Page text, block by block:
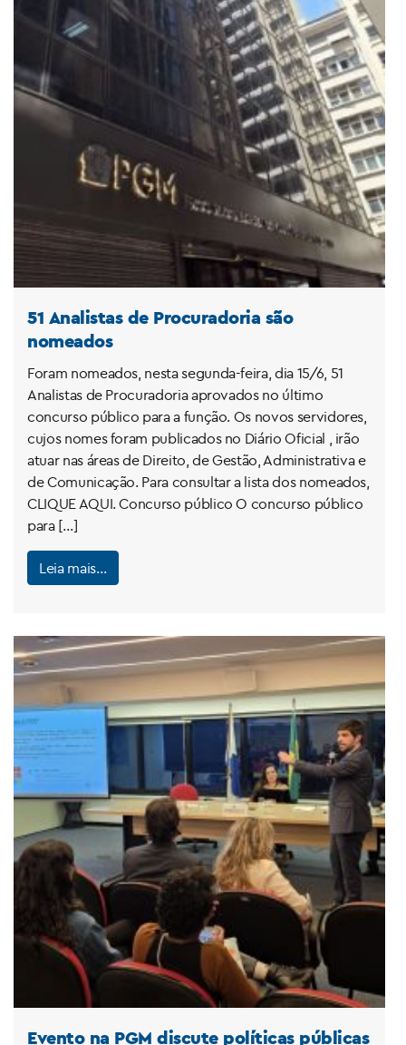
51 Analistas de Procuradoria são
nomeados
Foram nomeados, nesta segunda-feira, dia 15/6, 51
Analistas de Procuradoria aprovados no último
concurso público para a função. Os novos servidores,
cujos nomes foram publicados no Diário Oficial , irão
atuar nas áreas de Direito, de Gestão, Administrativa e
de Comunicação. Para consultar a lista dos nomeados,
CLIQUE AQUI. Concurso público O concurso público
para […]
Leia mais…
Evento na PGM discute políticas públicas